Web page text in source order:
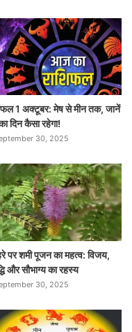
1 अक्टूबर: मेष से मीन तक, जानें
दिन कैसा रहेगा!
30, 2025
पर शमी पूजन का महत्व: विजय,
और सौभाग्य का रहस्य
30, 2025